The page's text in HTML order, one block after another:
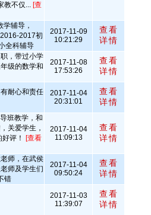
教不仅... [查
辅导，
2017初
全科辅导
2017-11-09
10:21:29
查看
详情
，带过小学
级的数学和
2017-11-08
17:53:26
查看
详情
耐心和责任
2017-11-04
20:31:01
查看
详情
班教学，和
关爱学生，
评！
[查看
2017-11-04
11:09:13
查看
详情
师，在武侯
师及学生们
错
2017-11-04
09:50:24
查看
详情
2017-11-03
11:39:07
查看
详情